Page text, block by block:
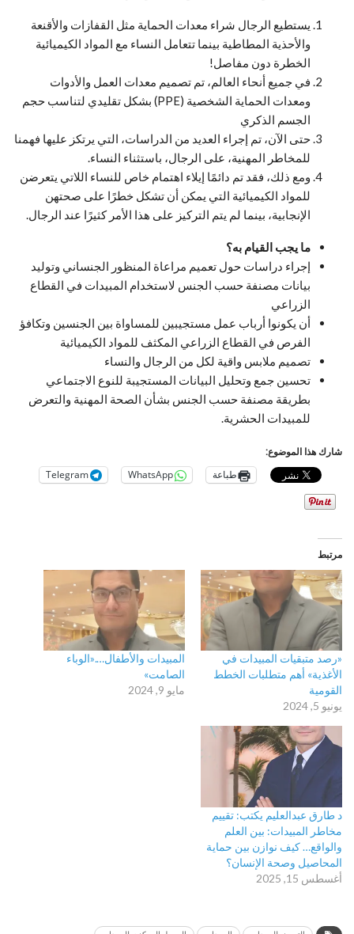
يستطيع الرجال شراء معدات الحماية مثل القفازات والأقنعة
والأحذية المطاطية بينما تتعامل النساء مع المواد الكيميائية
الخطرة دون مفاصل!
في جميع أنحاء العالم، تم تصميم معدات العمل والأدوات
ومعدات الحماية الشخصية (PPE) بشكل تقليدي لتناسب حجم
الجسم الذكري
حتى الآن، تم إجراء العديد من الدراسات، التي يرتكز عليها فهمنا
للمخاطر المهنية، على الرجال، باستثناء النساء.
ومع ذلك، فقد تم دائمًا إيلاء اهتمام خاص للنساء اللاتي يتعرضن
للمواد الكيميائية التي يمكن أن تشكل خطرًا على صحتهن
الإنجابية، بينما لم يتم التركيز على هذا الأمر كثيرًا عند الرجال.
ما يجب القيام به؟
إجراء دراسات حول تعميم مراعاة المنظور الجنساني وتوليد
بيانات مصنفة حسب الجنس لاستخدام المبيدات في القطاع
الزراعي
أن يكونوا أرباب عمل مستجيبين للمساواة بين الجنسين وتكافؤ
الفرص في القطاع الزراعي المكثف للمواد الكيميائية
تصميم ملابس واقية لكل من الرجال والنساء
تحسين جمع وتحليل البيانات المستجيبة للنوع الاجتماعي
بطريقة مصنفة حسب الجنس بشأن الصحة المهنية والتعرض
للمبيدات الحشرية.
شارك هذا الموضوع:
طباعة WhatsApp
Telegram
مرتبط
«رصد متبقيات المبيدات في
الأغذية» أهم متطلبات الخطط
القومية
يونيو 5, 2024
المبيدات والأطفال….«الوباء
الصامت»
مايو 9, 2024
د طارق عبدالعليم يكتب: تقييم
مخاطر المبيدات: بين العلم
والواقع… كيف نوازن بين حماية
المحاصيل وصحة الإنسان؟
أغسطس 15, 2025